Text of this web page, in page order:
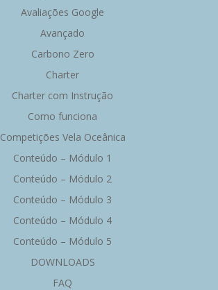
Avaliações Google
Avançado
Carbono Zero
Charter
Charter com Instrução
Como funciona
Competições Vela Oceânica
Conteúdo – Módulo 1
Conteúdo – Módulo 2
Conteúdo – Módulo 3
Conteúdo – Módulo 4
Conteúdo – Módulo 5
DOWNLOADS
FAQ